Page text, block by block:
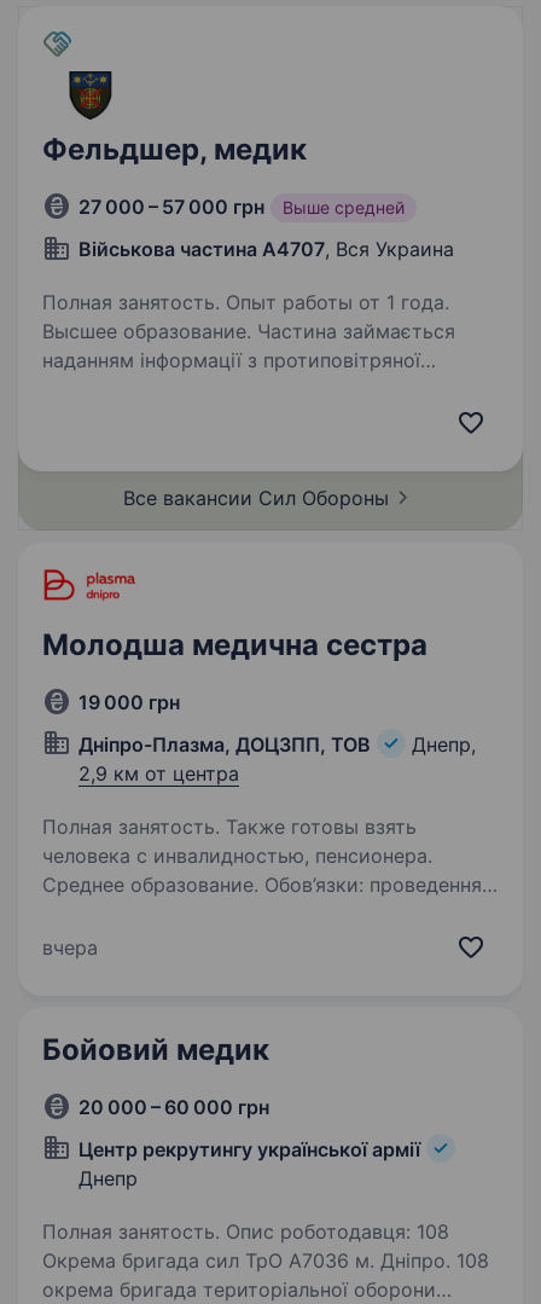
Фельдшер, медик
27 000 – 57 000 грн Выше средней
Військова частина А4707, Вся Украина
Полная занятость. Опыт работы от 1 года.
Высшее образование. Частина займається
наданням інформації з протиповітряної
отримали «обмежену придатність»…
Все вакансии Сил Обороны
Молодша медична сестра
19 000 грн
Дніпро-Плазма, ДОЦЗПП, ТОВ
Днепр,
2,9 км от центра
Полная занятость. Также готовы взять
человека с инвалидностью, пенсионера.
Среднее образование. Обов’язки: проведення
дотримання принципів медичної деонтології
вчера
Бойовий медик
20 000 – 60 000 грн
Центр рекрутингу української армії
Днепр
Полная занятость. Опис роботодавця: 108
Окрема бригада сил ТрО А7036 м. Дніпро. 108
окрема бригада територіальної оборони